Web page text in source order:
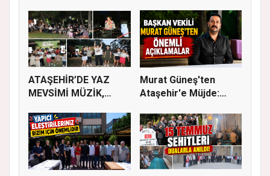
ATAŞEHİR’DE YAZ
MEVSİMİ MÜZİK,
Murat Güneş'ten
Ataşehir'e Müjde: